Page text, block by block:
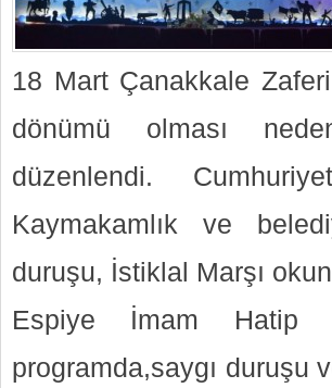
18 Mart Çanakkale
dönümü olması
düzenlendi.
Kaymakamlık ve
duruşu, İstiklal Marşı
Espiye İmam Hatip
programda,saygı duruşu